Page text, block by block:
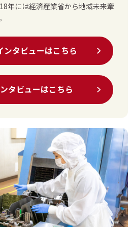
年には経済産業省から地域未来牽
ンタビューはこちら
タビューはこちら